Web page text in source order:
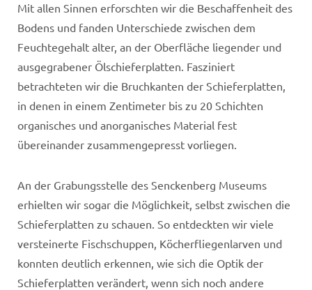
Mit allen Sinnen erforschten wir die Beschaffenheit des
Bodens und fanden Unterschiede zwischen dem
Feuchtegehalt alter, an der Oberfläche liegender und
ausgegrabener Ölschieferplatten. Fasziniert
betrachteten wir die Bruchkanten der Schieferplatten,
in denen in einem Zentimeter bis zu 20 Schichten
organisches und anorganisches Material fest
übereinander zusammengepresst vorliegen.
An der Grabungsstelle des Senckenberg Museums
erhielten wir sogar die Möglichkeit, selbst zwischen die
Schieferplatten zu schauen. So entdeckten wir viele
versteinerte Fischschuppen, Köcherfliegenlarven und
konnten deutlich erkennen, wie sich die Optik der
Schieferplatten verändert, wenn sich noch andere